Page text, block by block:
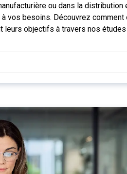
ou dans la distribution
vos besoins. Découvrez comment
leurs objectifs à travers nos